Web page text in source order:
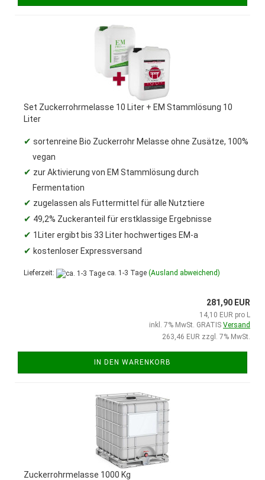
Set Zuckerrohrmelasse 10 Liter + EM Stammlösung 10
Liter
✔ sortenreine Bio Zuckerrohr Melasse ohne Zusätze, 100%
vegan
✔ zur Aktivierung von EM Stammlösung durch
Fermentation
✔ zugelassen als Futtermittel für alle Nutztiere
✔ 49,2% Zuckeranteil für erstklassige Ergebnisse
✔ 1Liter ergibt bis 33 Liter hochwertiges EM-a
✔ kostenloser Expressversand
Lieferzeit: ca. 1-3 Tage (Ausland abweichend)
281,90 EUR
14,10 EUR pro L
inkl. 7% MwSt. GRATIS Versand
263,46 EUR zzgl. 7% MwSt.
IN DEN WARENKORB
Zuckerrohrmelasse 1000 Kg